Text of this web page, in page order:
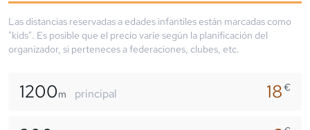
Las distancias reservadas a edades infantiles están marcadas como
"kids". Es posible que el precio varíe según la planificación del
organizador, si perteneces a federaciones, clubes, etc.
1200m principal 18€